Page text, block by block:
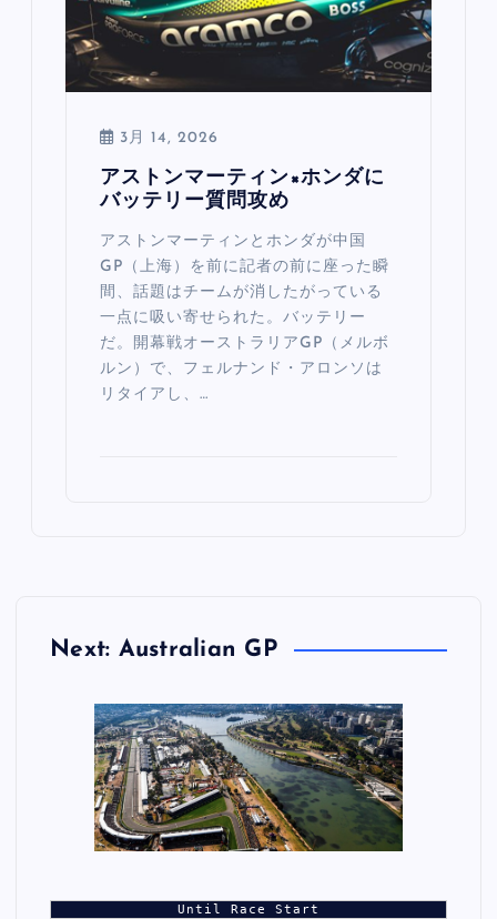
3月 14, 2026
アストンマーティン×ホンダに
バッテリー質問攻め
アストンマーティンとホンダが中国
GP（上海）を前に記者の前に座った瞬
間、話題はチームが消したがっている
一点に吸い寄せられた。バッテリー
だ。開幕戦オーストラリアGP（メルボ
ルン）で、フェルナンド・アロンソは
リタイアし、…
Next: Australian GP
Until Race Start